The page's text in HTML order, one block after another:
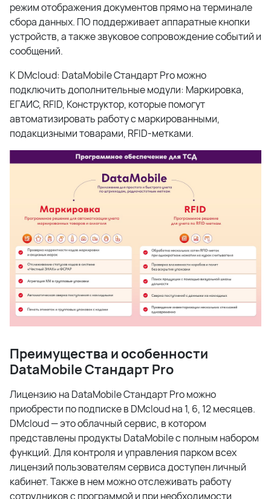
режим отображения документов прямо на терминале
сбора данных. ПО поддерживает аппаратные кнопки
устройств, а также звуковое сопровождение событий и
сообщений.
К DMcloud: DataMobile Стандарт Pro можно
подключить дополнительные модули: Маркировка,
ЕГАИС, RFID, Конструктор, которые помогут
автоматизировать работу с маркированными,
подакцизными товарами, RFID-метками.
Преимущества и особенности
DataMobile Стандарт Pro
Лицензию на DataMobile Стандарт Pro можно
приобрести по подписке в DMcloud на 1, 6, 12 месяцев.
DMcloud — это облачный сервис, в котором
представлены продукты DataMobile с полным набором
функций. Для контроля и управления парком всех
лицензий пользователям сервиса доступен личный
кабинет. Также в нем можно отслеживать работу
сотрудников с программой и при необходимости